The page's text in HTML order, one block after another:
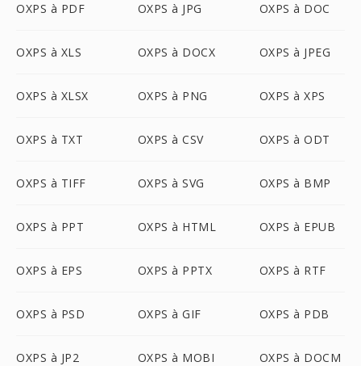
OXPS à PDF OXPS à JPG OXPS à DOC
OXPS à XLS OXPS à DOCX OXPS à JPEG
OXPS à XLSX OXPS à PNG OXPS à XPS
OXPS à TXT OXPS à CSV OXPS à ODT
OXPS à TIFF OXPS à SVG OXPS à BMP
OXPS à PPT OXPS à HTML OXPS à EPUB
OXPS à EPS OXPS à PPTX OXPS à RTF
OXPS à PSD OXPS à GIF OXPS à PDB
OXPS à JP2 OXPS à MOBI OXPS à DOCM